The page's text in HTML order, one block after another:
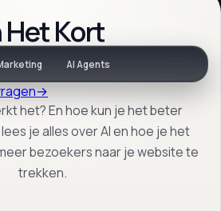
AI Agents
→
Artikel
(AI)
Het Kort
het? En hoe kun je het beter
je alles over AI en hoe je het
bezoekers naar je website te
trekken.